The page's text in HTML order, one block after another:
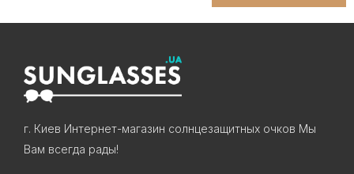
г. Киев Интернет-магазин солнцезащитных очков Мы
Вам всегда рады!